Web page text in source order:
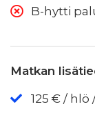
B-hytti
Matkan
125 € /